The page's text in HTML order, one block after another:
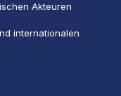
Akteuren
internationalen